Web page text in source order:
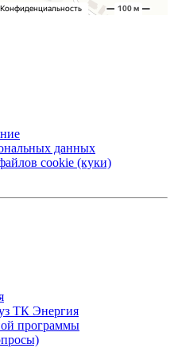
данных
cookie (куки)
ТК Энергия
программы